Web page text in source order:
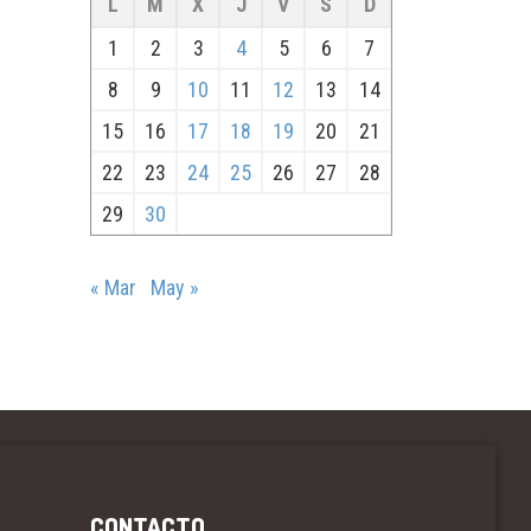
1
2 3 4 5 6
7
8
9 10 11 12 13
14
15
16 17 18 19 20
21
22
23 24 25 26 27
28
29
30
« Mar May »